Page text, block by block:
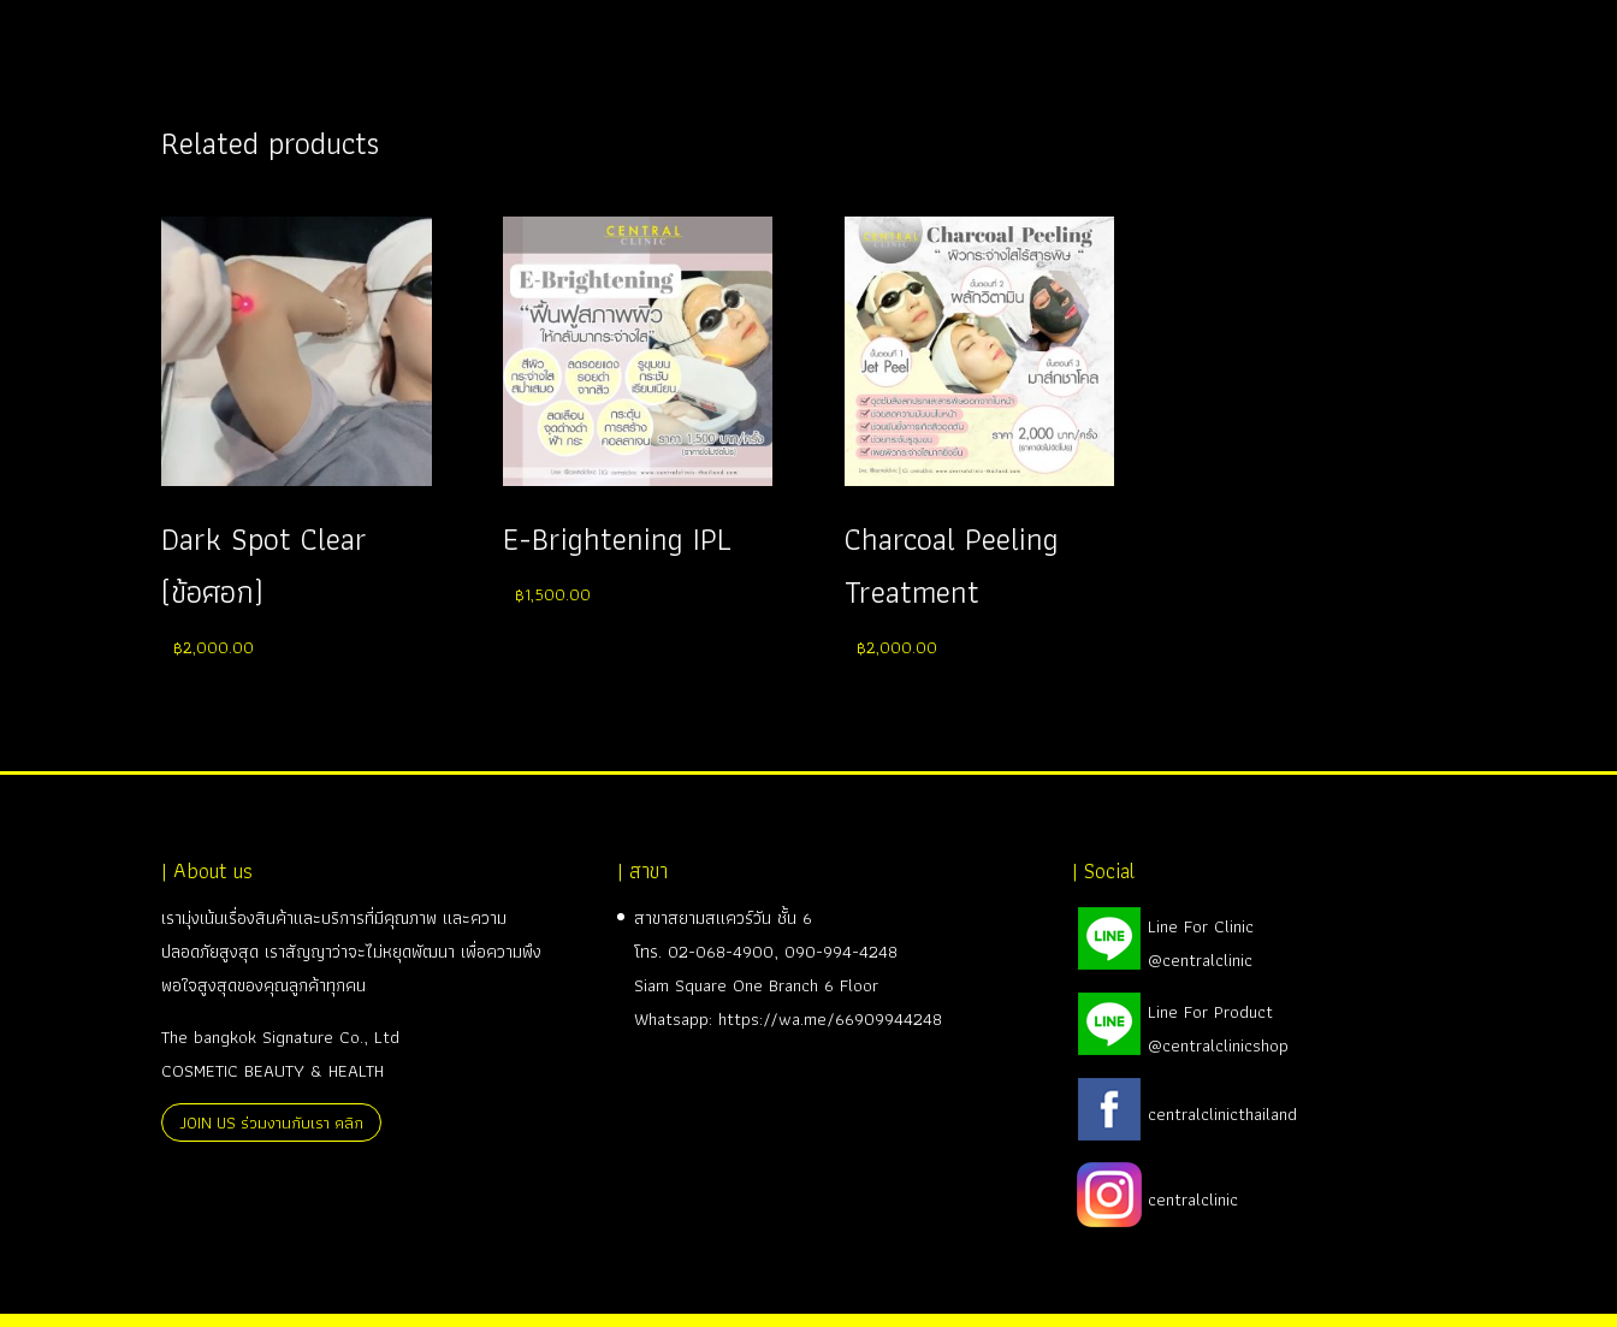
Related products
Dark Spot Clear
(ข้อศอก)
฿2,000.00
E-Brightening IPL
฿1,500.00
Charcoal Peeling
Treatment
฿2,000.00
| About us
เรามุ่งเน้นเรื่องสินค้าและบริการที่มีคุณภาพ และความ
ปลอดภัยสูงสุด เราสัญญาว่าจะไม่หยุดพัฒนา เพื่อความพึง
พอใจสูงสุดของคุณลูกค้าทุกคน
The bangkok Signature Co., Ltd
COSMETIC BEAUTY & HEALTH
JOIN US ร่วมงานกับเรา คลิก
| สาขา
สาขาสยามสแควร์วัน ชั้น 6
โทร. 02-068-4900, 090-994-4248
Siam Square One Branch 6 Floor
Whatsapp: https://wa.me/66909944248
| Social
Line For Clinic
@centralclinic
Line For Product
@centralclinicshop
centralclinicthailand
centralclinic